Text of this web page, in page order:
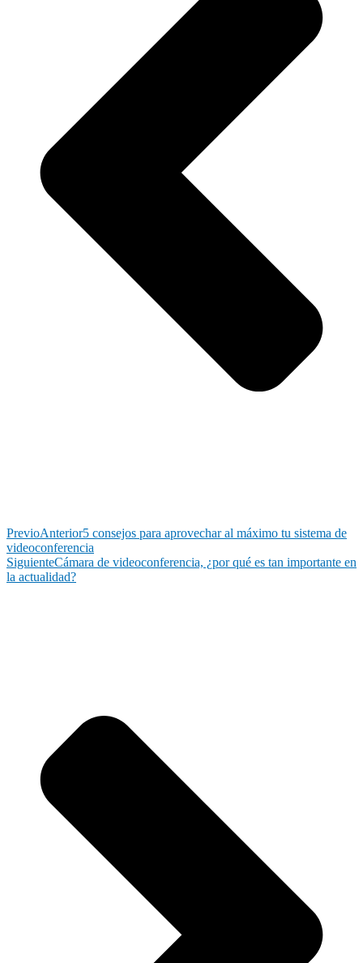
PrevioAnterior5 consejos para aprovechar al máximo tu sistema de
videoconferencia
SiguienteCámara de videoconferencia, ¿por qué es tan importante en
la actualidad?